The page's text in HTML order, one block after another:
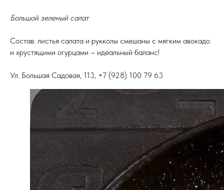
Большой зеленый салат
Состав: листья салата и рукколы смешаны с мягким авокадо
и хрустящими огурцами – идеальный баланс!
Ул. Большая Садовая, 113, +7 (928) 100 79 63